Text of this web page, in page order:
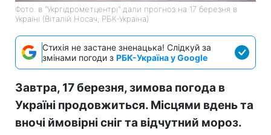
Фото: в "Укргідрометцентрі" дали прогноз на 17 березня в
Україні (Віталій Носач, РБК-Україна)
Стихія не застане зненацька! Слідкуй за
змінами погоди з РБК-Україна у Google
Завтра, 17 березня, зимова погода в
Україні продовжиться. Місцями вдень та
вночі ймовірні сніг та відчутний мороз.